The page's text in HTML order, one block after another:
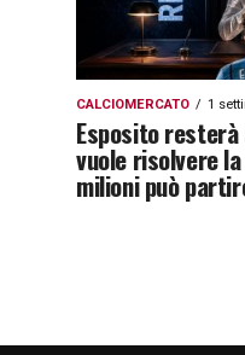
CALCIOMERCATO 1
Esposito
vuole risolvere
milioni può